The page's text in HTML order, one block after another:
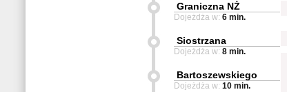
Graniczna NŻ
Dojeżdża w: 6 min.
Siostrzana
Dojeżdża w: 8 min.
Bartoszewskiego
Dojeżdża w: 10 min.